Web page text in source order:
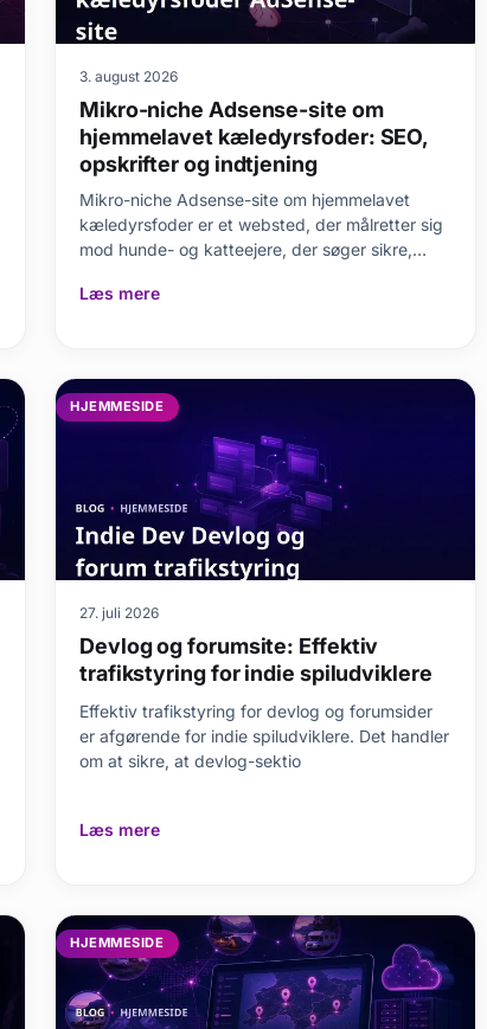
3. august 2026
Mikro-niche Adsense-site om
hjemmelavet kæledyrsfoder: SEO,
opskrifter og indtjening
Mikro-niche Adsense-site om hjemmelavet
kæledyrsfoder er et websted, der målretter sig
mod hunde- og katteejere, der søger sikre,
Læs mere
HJEMMESIDE
27. juli 2026
Devlog og forumsite: Effektiv
trafikstyring for indie spiludviklere
Effektiv trafikstyring for devlog og forumsider
er afgørende for indie spiludviklere. Det handler
om at sikre, at devlog-sektio
Læs mere
HJEMMESIDE